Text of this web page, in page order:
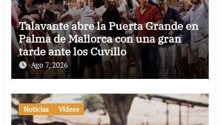
Talavante abre la Puerta Grande en
Palma de Mallorca con una gran
tarde ante los Cuvillo
Ago 7, 2026
Noticias Vídeos